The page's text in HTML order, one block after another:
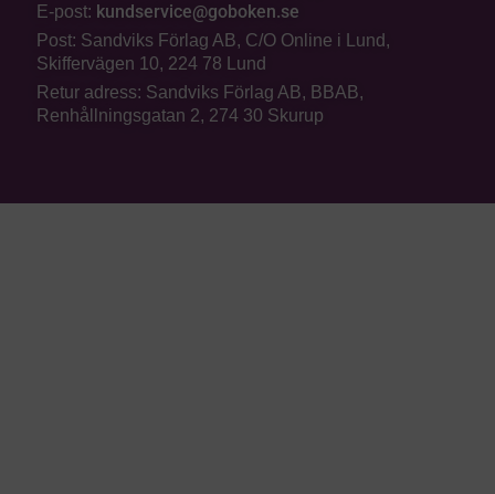
E-post: kundservice@goboken.se
Post: Sandviks Förlag AB, C/O Online i Lund,
Skiffervägen 10, 224 78 Lund
Retur adress: Sandviks Förlag AB, BBAB,
Renhållningsgatan 2, 274 30 Skurup